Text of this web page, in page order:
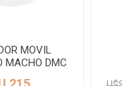
MOVIL
MACHO DMC